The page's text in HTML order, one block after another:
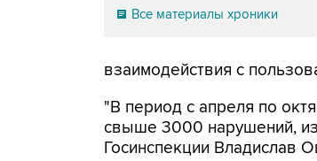
Все материалы хроники
взаимодействия с
"В период с апреля по
свыше 3000 нарушений,
Госинспекции Владислав